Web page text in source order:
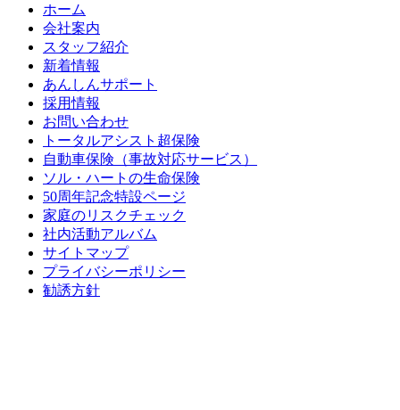
ホーム
会社案内
スタッフ紹介
新着情報
あんしんサポート
採用情報
お問い合わせ
トータルアシスト超保険
自動車保険（事故対応サービス）
ソル・ハートの生命保険
50周年記念特設ページ
家庭のリスクチェック
社内活動アルバム
サイトマップ
プライバシーポリシー
勧誘方針